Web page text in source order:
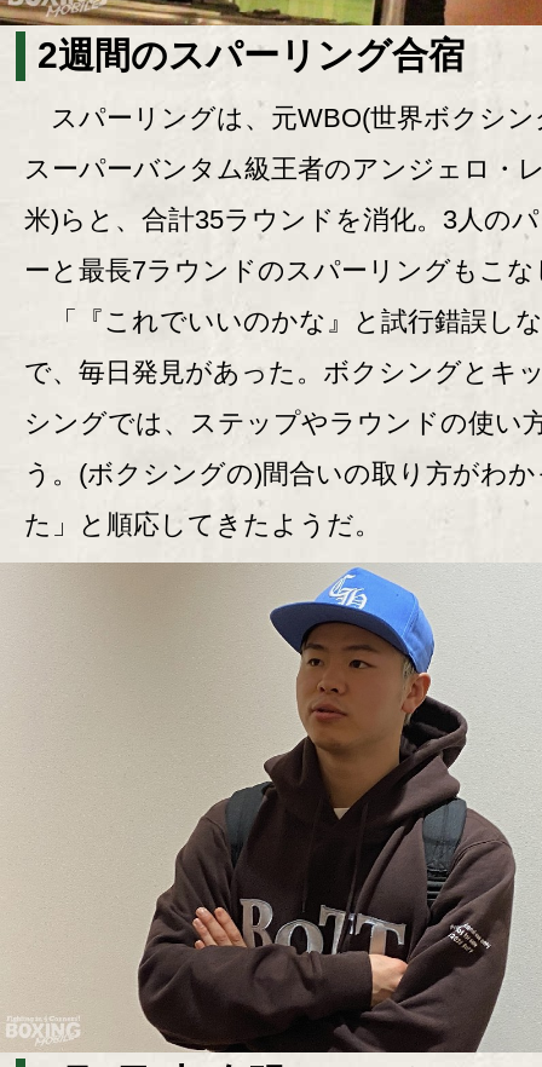
2週間のスパーリング合宿
スパーリングは、元WBO(世界ボクシン
スーパーバンタム級王者のアンジェロ・
米)らと、合計35ラウンドを消化。3人の
ーと最長7ラウンドのスパーリングもこな
「『これでいいのかな』と試行錯誤し
で、毎日発見があった。ボクシングとキ
シングでは、ステップやラウンドの使い
う。(ボクシングの)間合いの取り方がわ
た」と順応してきたようだ。